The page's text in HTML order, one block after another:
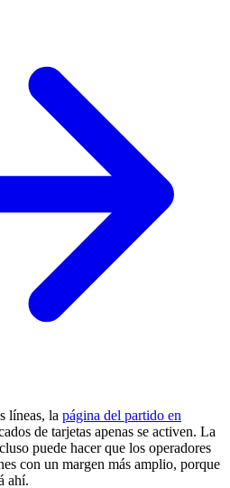
líneas, la página del partido en
de tarjetas apenas se activen. La
puede hacer que los operadores
con un margen más amplio, porque
ahí.